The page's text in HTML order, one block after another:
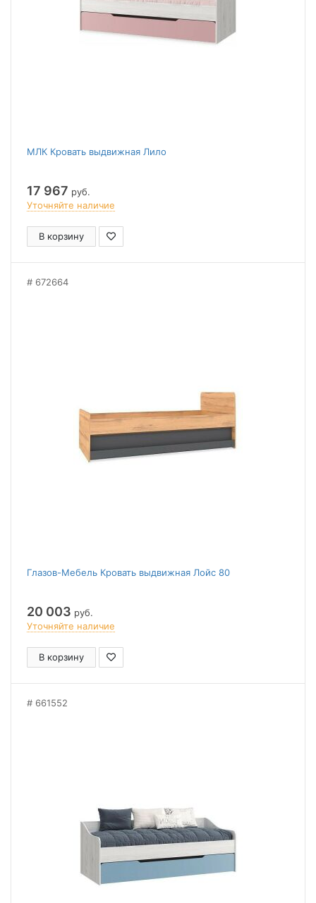
МЛК Кровать выдвижная Лило
17 967 руб.
Уточняйте наличие
В корзину
672664
Глазов-Мебель Кровать выдвижная Лойс 80
20 003 руб.
Уточняйте наличие
В корзину
661552